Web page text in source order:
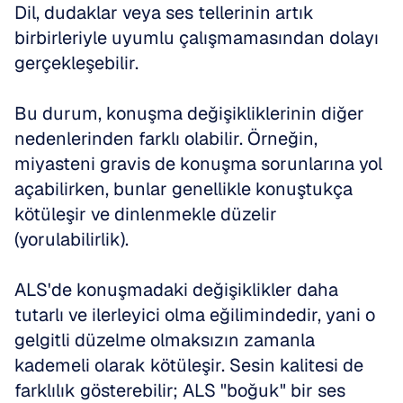
Dil, dudaklar veya ses tellerinin artık
birbirleriyle uyumlu çalışmamasından dolayı
gerçekleşebilir.
Bu durum, konuşma değişikliklerinin diğer
nedenlerinden farklı olabilir. Örneğin,
miyasteni gravis de konuşma sorunlarına yol
açabilirken, bunlar genellikle konuştukça
kötüleşir ve dinlenmekle düzelir
(yorulabilirlik).
ALS'de konuşmadaki değişiklikler daha
tutarlı ve ilerleyici olma eğilimindedir, yani o
gelgitli düzelme olmaksızın zamanla
kademeli olarak kötüleşir. Sesin kalitesi de
farklılık gösterebilir; ALS "boğuk" bir ses